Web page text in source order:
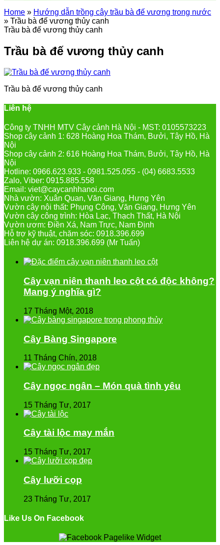
Home » Hướng dẫn trồng cây trầu bà đế vương trong nước
» Trầu bà đế vương thủy canh
Trầu bà đế vương thủy canh
Trầu bà đế vương thủy canh
Trầu bà đế vương thủy canh
Liên hệ
Công ty TNHH MTV Cây cảnh Hà Nội - MST: 0105573223
Shop cây cảnh 1: 628 Hoàng Hoa Thám, Bưởi, Tây Hồ, Hà
Nội
Shop cây cảnh 2: 616 Hoàng Hoa Thám, Bưởi, Tây Hồ, Hà
Nội
Hotline: 0966.623.933 - 0981.525.055 - (04) 6683.5533
Zalo, Viber: 0915.885.558
Email: viet@caycanhhanoi.com
Nhà vườn: Xuân Quan, Văn Giang, Hưng Yên
Vườn cây nội thất: Phụng Công, Văn Giang, Hưng Yên
Vườn cây công trình: Hòa Lạc, Thạch Thất, Hà Nội
Vườn ươm: Điền Xá, Nam Trực, Nam Định
Hỗ trợ kỹ thuật, chăm sóc: 0918.396.699
Liên hệ dự án: 0918.396.699 (Mr Tuấn)
Cây vạn niên thanh leo cột có độc không?
Mang ý nghĩa gì?
17 Tháng Một, 2018
Cây Bàng Singapore
11 Tháng Chín, 2018
Cây ngọc ngân – Món quà tình yêu
15 Tháng Tư, 2017
Cây tài lộc may mắn
15 Tháng Tư, 2017
Cây lưỡi cọp
23 Tháng Tư, 2017
Like Us On Facebook